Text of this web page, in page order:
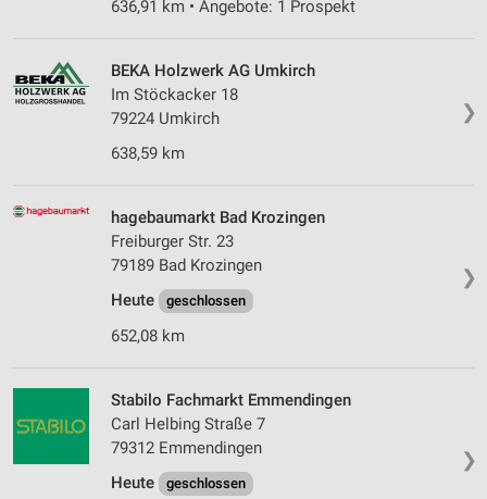
636,91 km • Angebote: 1 Prospekt
❯
BEKA Holzwerk AG Umkirch
Im Stöckacker 18
79224 Umkirch
638,59 km
❯
hagebaumarkt Bad Krozingen
Freiburger Str. 23
79189 Bad Krozingen
Heute
geschlossen
652,08 km
❯
Stabilo Fachmarkt Emmendingen
Carl Helbing Straße 7
79312 Emmendingen
Heute
geschlossen